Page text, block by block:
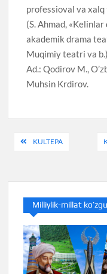
professioval va
(S. Ahmad, «Kelinlar
akademik drama
Muqimiy teatri va
Ad.: Qodirov M.,
Muhsin Krdirov.
PostKULTEPA
Milliylik-millat